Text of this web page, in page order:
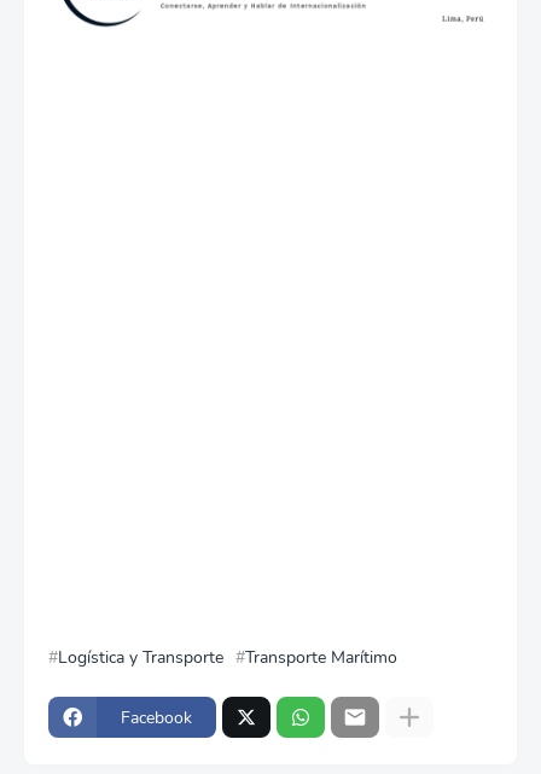
Logística y Transporte Transporte Marítimo
Facebook